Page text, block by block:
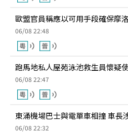
歐盟官員稱應以可用手段確保摩
06/08 22:48
跑馬地私人屋苑泳池救生員懷疑
06/08 22:47
東涌機場巴士與電單車相撞 車長
06/08 22:32